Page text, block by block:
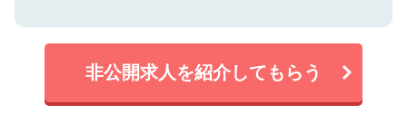
非公開求人を紹介してもらう